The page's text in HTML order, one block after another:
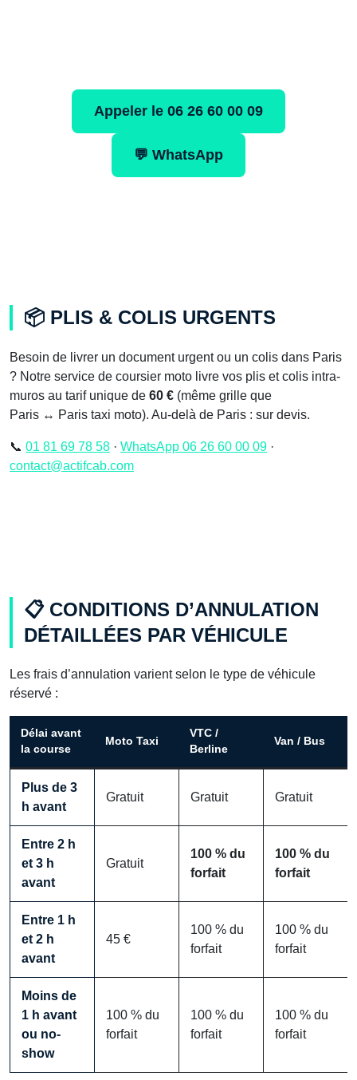
Appeler le 06 26 60 00 09
💬 WhatsApp
📦 PLIS & COLIS URGENTS
Besoin de livrer un document urgent ou un colis dans Paris
? Notre service de coursier moto livre vos plis et colis intra-
muros au tarif unique de 60 € (même grille que
Paris ↔ Paris taxi moto). Au-delà de Paris : sur devis.
📞 01 81 69 78 58 · WhatsApp 06 26 60 00 09 ·
contact@actifcab.com
📋 CONDITIONS D’ANNULATION
DÉTAILLÉES PAR VÉHICULE
Les frais d’annulation varient selon le type de véhicule
réservé :
Délai avant
la course
Moto Taxi
VTC /
Berline
Van / Bus
Plus de 3
h avant
Gratuit Gratuit Gratuit
Entre 2 h
et 3 h
avant
Gratuit
100 % du
forfait
100 % du
forfait
Entre 1 h
et 2 h
avant
45 €
100 % du
forfait
100 % du
forfait
Moins de
1 h avant
ou no-
show
100 % du
forfait
100 % du
forfait
100 % du
forfait